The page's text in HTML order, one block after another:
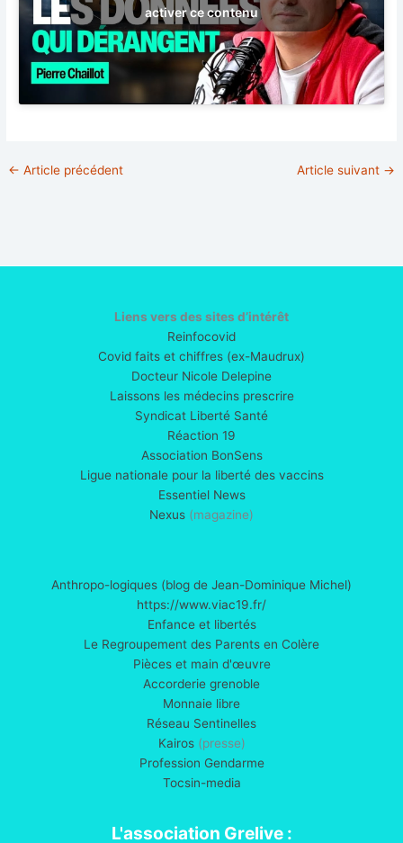
activer ce contenu
← Article précédent Article suivant →
Liens vers des sites d’intérêt
Reinfocovid
Covid faits et chiffres (ex-Maudrux)
Docteur Nicole Delepine
Laissons les médecins prescrire
Syndicat Liberté Santé
Réaction 19
Association BonSens
Ligue nationale pour la liberté des vaccins
Essentiel News
Nexus (magazine)
Anthropo-logiques (blog de Jean-Dominique Michel)
https://www.viac19.fr/
Enfance et libertés
Le Regroupement des Parents en Colère
Pièces et main d'œuvre
Accorderie grenoble
Monnaie libre
Réseau Sentinelles
Kairos(presse)
Profession Gendarme
Tocsin-media
L'association Grelive :